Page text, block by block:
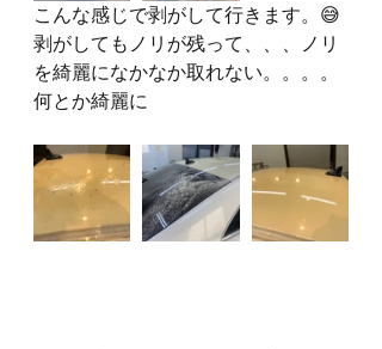
こんな感じで剥がして行きます。😅
剥がしてもノリが残って、、、ノリ
を綺麗になかなか取れない。。。。
何とか綺麗に